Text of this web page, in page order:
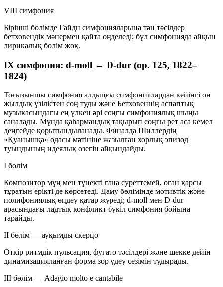
VIII симфония
Бірінші бөлімде Гайдн симфонияларына тән тәсілдер
бетховендік мәнермен қайта өңделеді; бұл симфонияда айқын
лирикалық бөлім жоқ.
IX симфония: d-moll → D-dur (op. 125, 1822–
1824)
Тоғызыншы симфония алдыңғы симфониялардан кейінгі он
жылдық үзілістен соң туды және Бетховеннің аспаптық
музыкасындағы ең үлкен әрі соңғы симфониялық шыңы
саналады. Мұнда қаһармандық тақырып соңғы рет аса кемел
деңгейде қорытындыланады. Финалда Шиллердің
«Қуанышқа» одасы мәтініне жазылған хорлық эпизод
туындының идеялық өзегін айқындайды.
I бөлім
Композитор мұң мен түнекті ғана суреттемей, оған қарсы
тұратын ерікті де көрсетеді. Даму бөлімінде мотивтік және
полифониялық өңдеу қатар жүреді; d-moll мен D-dur
арасындағы ладтық конфликт бүкіл симфония бойына
тарайды.
II бөлім — ауқымды скерцо
Өткір ритмдік пульсация, фугато тәсілдері және шекке дейін
динамизацияланған форма зор үдеу сезімін тудырады.
III бөлім — Adagio molto e cantabile